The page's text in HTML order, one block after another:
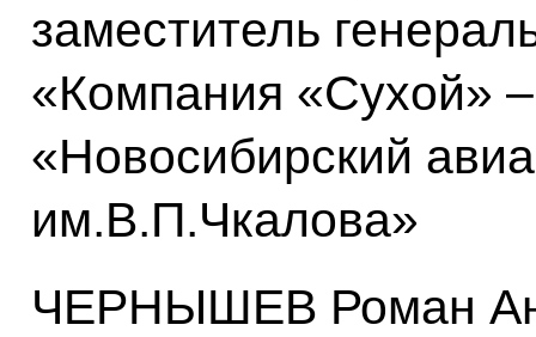
заместитель
«Компания «Сухой»
«Новосибирский
им.В.П.Чкалова»
ЧЕРНЫШЕВ Роман